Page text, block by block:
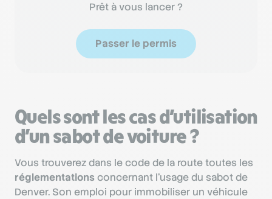
Prêt à vous lancer ?
Passer le permis
Quels sont les cas d’utilisation
d’un sabot de voiture ?
Vous trouverez dans le code de la route toutes les
réglementationsconcernant l’usage du sabot de
Denver. Son emploi pour immobiliser un véhicule